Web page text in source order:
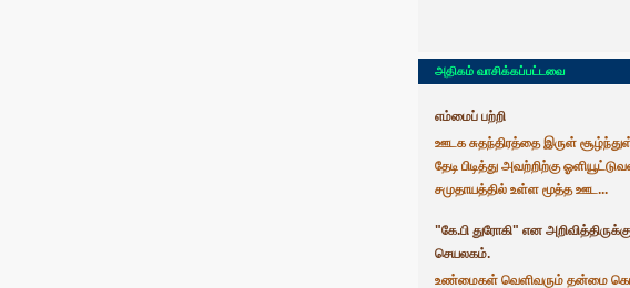
அதிகம் வாசிக்கப்பட்டவை
எம்மைப் பற்றி
ஊடக சுதந்திரத்தை இருள்
தேடி பிடித்து அவற்றிற்கு
சமுதாயத்தில் உள்ள மூத்த ஊட...
"கே.பி துரோகி" என
செயலகம்.
உண்மைகள் வெளிவரும் தன்மை